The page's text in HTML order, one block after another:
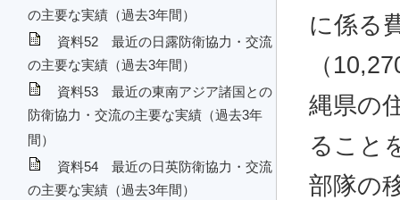
の主要な実績（過去3年間）
資料52 最近の日露防衛協力・交流
の主要な実績（過去3年間）
資料53 最近の東南アジア諸国との
防衛協力・交流の主要な実績（過去3年
間）
資料54 最近の日英防衛協力・交流
の主要な実績（過去3年間）
に係る
（
縄県の
ること
部隊の